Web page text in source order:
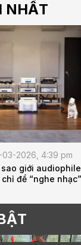
NHẤT
THÔNG BÁO